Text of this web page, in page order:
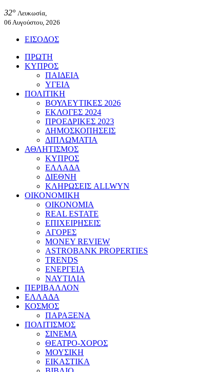
32° Λευκωσία,
06 Αυγούστου, 2026
ΕΙΣΟΔΟΣ
ΠΡΩΤΗ
ΚΥΠΡΟΣ
ΠΑΙΔΕΙΑ
ΥΓΕΙΑ
ΠΟΛΙΤΙΚΗ
ΒΟΥΛΕΥΤΙΚΕΣ 2026
ΕΚΛΟΓΕΣ 2024
ΠΡΟΕΔΡΙΚΕΣ 2023
ΔΗΜΟΣΚΟΠΗΣΕΙΣ
ΔΙΠΛΩΜΑΤΙΑ
ΑΘΛΗΤΙΣΜΟΣ
ΚΥΠΡΟΣ
ΕΛΛΑΔΑ
ΔΙΕΘΝΗ
ΚΛΗΡΩΣΕΙΣ ALLWYN
ΟΙΚΟΝΟΜΙΚΗ
ΟΙΚΟΝΟΜΙΑ
REAL ESTATE
ΕΠΙΧΕΙΡΗΣΕΙΣ
ΑΓΟΡΕΣ
MONEY REVIEW
ASTROBANK PROPERTIES
TRENDS
ΕΝΕΡΓΕΙΑ
ΝΑΥΤΙΛΙΑ
ΠΕΡΙΒΑΛΛΟΝ
ΕΛΛΑΔΑ
ΚΟΣΜΟΣ
ΠΑΡΑΞΕΝΑ
ΠΟΛΙΤΙΣΜΟΣ
ΣΙΝΕΜΑ
ΘΕΑΤΡΟ-ΧΟΡΟΣ
ΜΟΥΣΙΚΗ
ΕΙΚΑΣΤΙΚΑ